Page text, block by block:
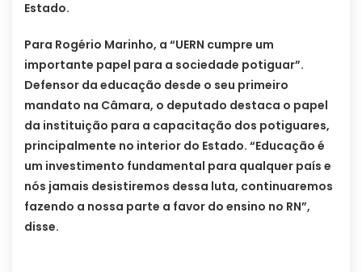
Estado.
Para Rogério Marinho, a “UERN cumpre um
importante papel para a sociedade potiguar”.
Defensor da educação desde o seu primeiro
mandato na Câmara, o deputado destaca o papel
da instituição para a capacitação dos potiguares,
principalmente no interior do Estado. “Educação é
um investimento fundamental para qualquer país e
nós jamais desistiremos dessa luta, continuaremos
fazendo a nossa parte a favor do ensino no RN”,
disse.